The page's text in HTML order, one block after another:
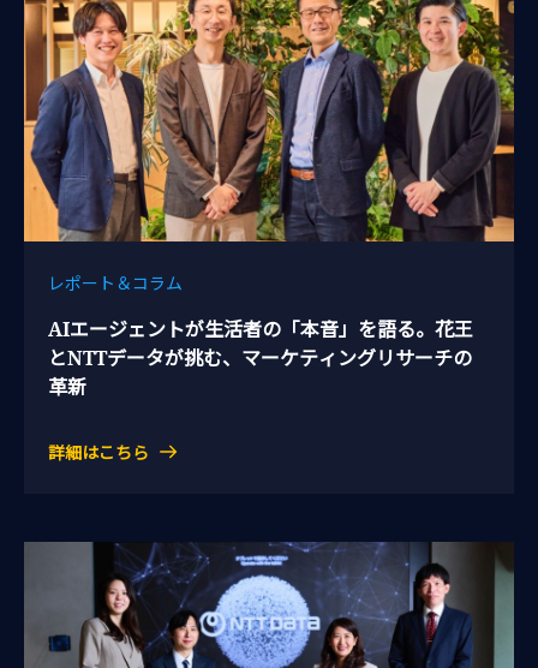
レポート＆コラム
AIエージェントが生活者の「本音」を語る。花王
とNTTデータが挑む、マーケティングリサーチの
革新
詳細はこちら